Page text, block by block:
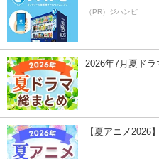
（PR）ジハンピ
2026年7月夏ド
【夏アニメ2026